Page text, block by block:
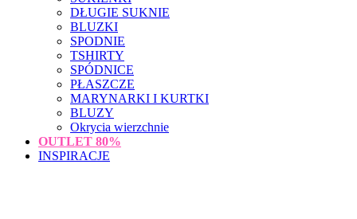
DŁUGIE SUKNIE
BLUZKI
SPODNIE
TSHIRTY
SPÓDNICE
PŁASZCZE
MARYNARKI I KURTKI
BLUZY
Okrycia wierzchnie
OUTLET 80%
INSPIRACJE